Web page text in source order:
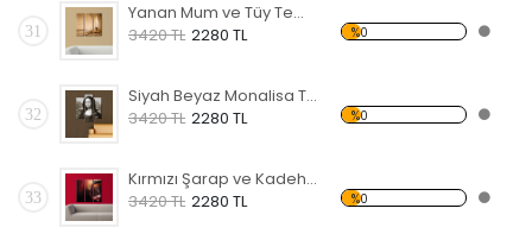
31
Yanan Mum ve Tüy Temalı Kanvas Tablo
3420 TL 2280 TL %0
32
Siyah Beyaz Monalisa Temalı Kanvas Tablo
3420 TL 2280 TL %0
33
Kırmızı Şarap ve Kadeh Temalı Kanvas Tablo
3420 TL 2280 TL %0